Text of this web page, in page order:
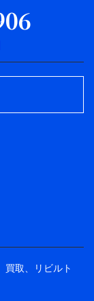
買取、リビルト